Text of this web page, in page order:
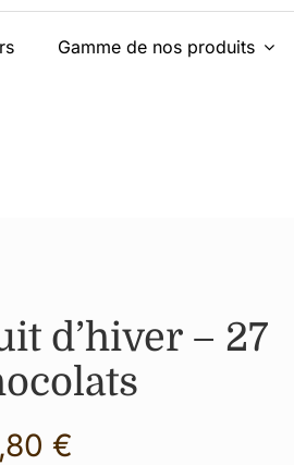
Gamme de nos produits
d’hiver – 27
€